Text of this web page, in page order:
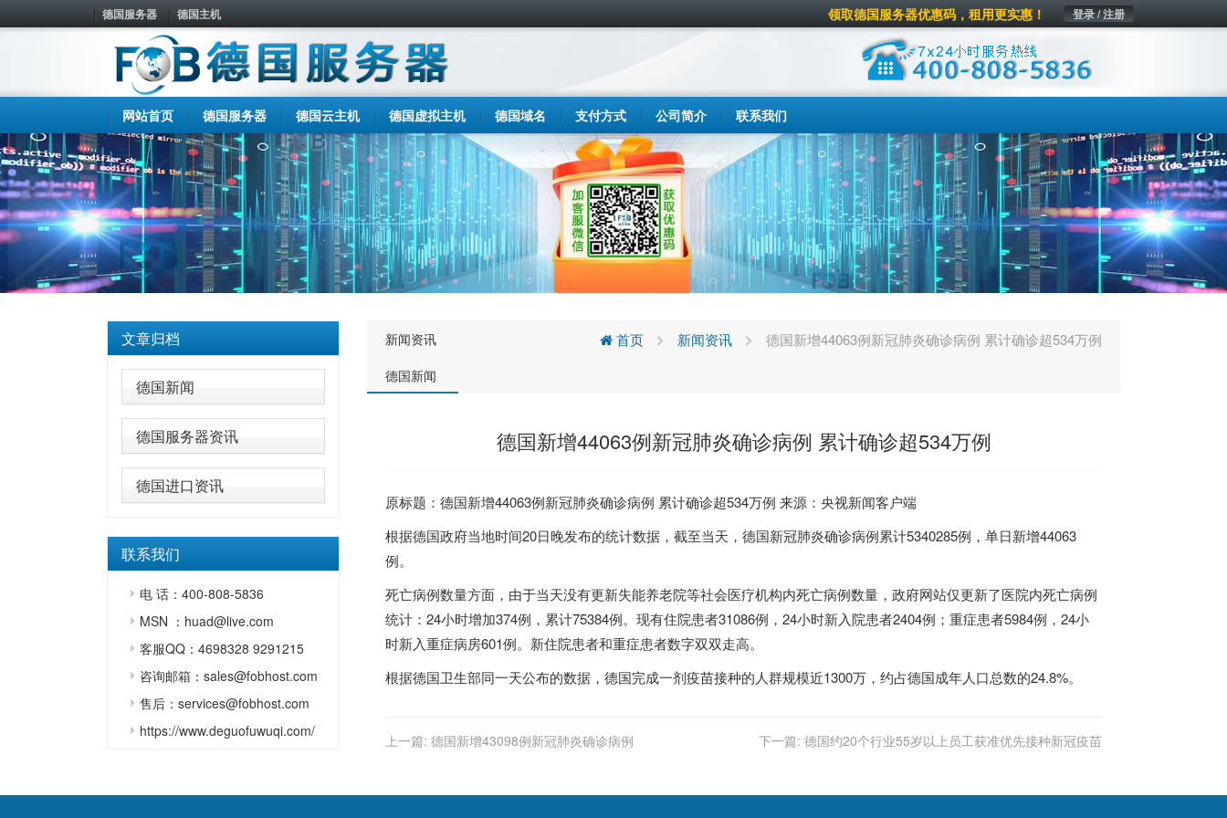
德国服务器 德国主机 登录 / 注册
领取德国服务器优惠码，租用更实惠！
网站首页 德国服务器 德国云主机 德国虚拟主机 德国域名 支付方式 公司简介 联系我们
文章归档
德国新闻
德国服务器资讯
德国进口资讯
联系我们
电 话：400-808-5836
MSN ：huad@live.com
客服QQ：4698328 9291215
咨询邮箱：sales@fobhost.com
售后：services@fobhost.com
https://www.deguofuwuqi.com/
新闻资讯
德国新闻
首页 新闻资讯 德国新增44063例新冠肺炎确诊病例 累计确诊超534万例
德国新增44063例新冠肺炎确诊病例 累计确诊超534万例
原标题：德国新增44063例新冠肺炎确诊病例 累计确诊超534万例 来源：央视新闻客户端
根据德国政府当地时间20日晚发布的统计数据，截至当天，德国新冠肺炎确诊病例累计5340285例，单日新增44063
例。
死亡病例数量方面，由于当天没有更新失能养老院等社会医疗机构内死亡病例数量，政府网站仅更新了医院内死亡病例
统计：24小时增加374例，累计75384例。现有住院患者31086例，24小时新入院患者2404例；重症患者5984例，24小
时新入重症病房601例。新住院患者和重症患者数字双双走高。
根据德国卫生部同一天公布的数据，德国完成一剂疫苗接种的人群规模近1300万，约占德国成年人口总数的24.8%。
上一篇: 德国新增43098例新冠肺炎确诊病例 下一篇: 德国约20个行业55岁以上员工获准优先接种新冠疫苗